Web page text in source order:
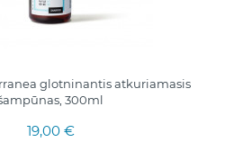
glotninantis atkuriamasis
300ml
19,00 €